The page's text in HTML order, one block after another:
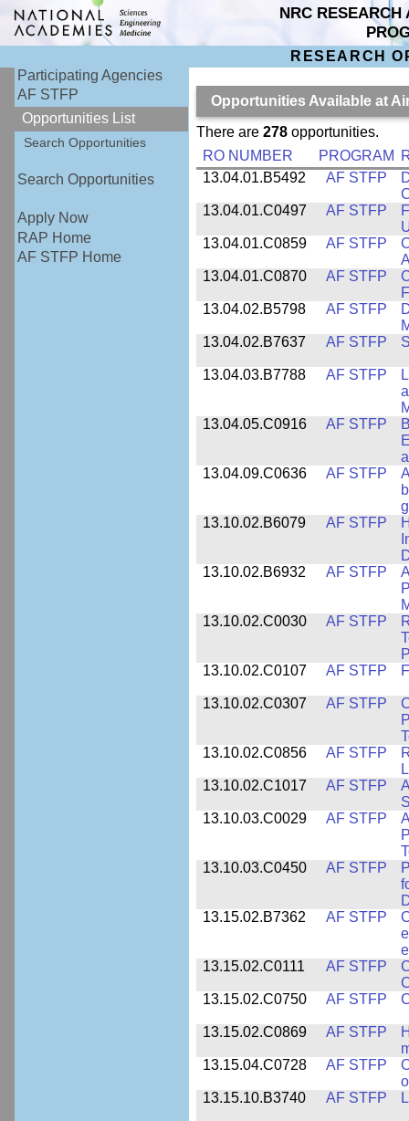
NRC RESEARCH
RESEARCH
Participating Agencies
AF STFP
Opportunities List
Search Opportunities
Search Opportunities
Apply Now
RAP Home
AF STFP Home
Opportunities Available at
There are 278opportunities.
RO NUMBER
PROGRAM
13.04.01.B5492
AF STFP
13.04.01.C0497
AF STFP
13.04.01.C0859
AF STFP
13.04.01.C0870
AF STFP
13.04.02.B5798
AF STFP
13.04.02.B7637
AF STFP
13.04.03.B7788 AF STFP
13.04.05.C0916
AF STFP
13.04.09.C0636
AF STFP
13.10.02.B6079
AF STFP
13.10.02.B6932
AF STFP
13.10.02.C0030
AF STFP
13.10.02.C0107
AF STFP
13.10.02.C0307 AF STFP
13.10.02.C0856
AF STFP
13.10.02.C1017
AF STFP
13.10.03.C0029
AF STFP
13.10.03.C0450
AF STFP
13.15.02.B7362
AF STFP
13.15.02.C0111
AF STFP
13.15.02.C0750
AF STFP
13.15.02.C0869 AF STFP
13.15.04.C0728
AF STFP
13.15.10.B3740
AF STFP